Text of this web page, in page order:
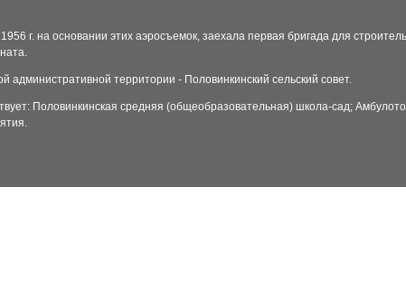
г. на основании этих аэросъемок, заехала первая бригада для
административной территории - Половинкинский сельский совет.
Половинкинская средняя (общеобразовательная) школа-сад;